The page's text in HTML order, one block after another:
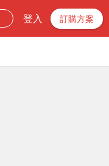
登入 訂購方案